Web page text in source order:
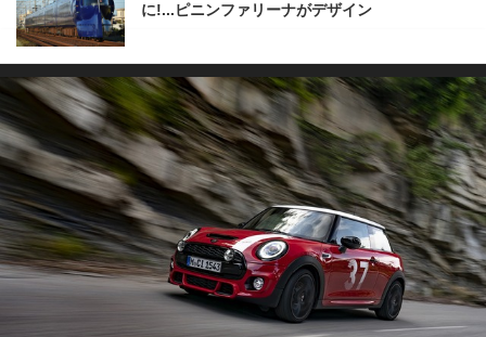
に!...ピニンファリーナがデザイン